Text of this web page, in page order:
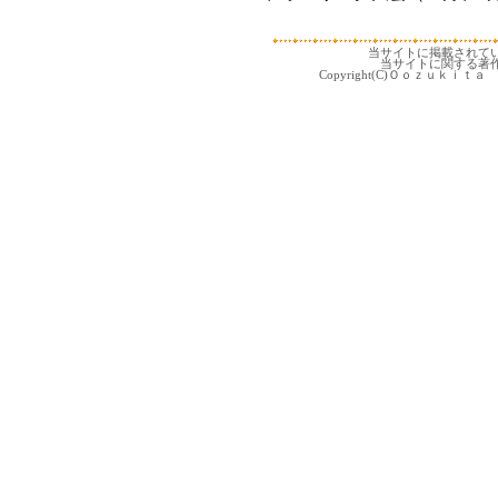
当サイトに掲載されて
当サイトに関する著
Copyright(C)Ｏｏｚｕｋｉｔａ